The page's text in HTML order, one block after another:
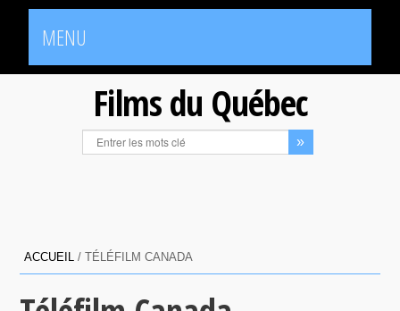
MENU
Films du Québec
ACCUEIL /TÉLÉFILM CANADA